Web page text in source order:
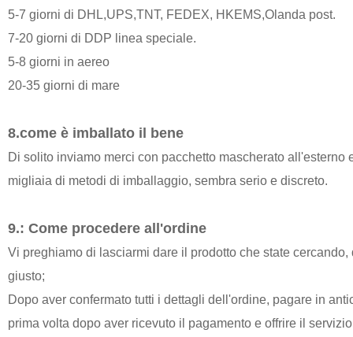
5-7 giorni di DHL,UPS,TNT, FEDEX, HKEMS,Olanda post.
7-20 giorni di DDP linea speciale.
5-8 giorni in aereo
20-35 giorni di mare
8.come è imballato il bene
Di solito inviamo merci con pacchetto mascherato
migliaia di metodi di imballaggio, sembra serio e discreto.
9.: Come procedere all'ordine
Vi preghiamo di lasciarmi dare il prodotto che state
giusto;
Dopo aver confermato tutti i dettagli dell'ordine, pagare in
prima volta dopo aver ricevuto il pagamento e offrire il